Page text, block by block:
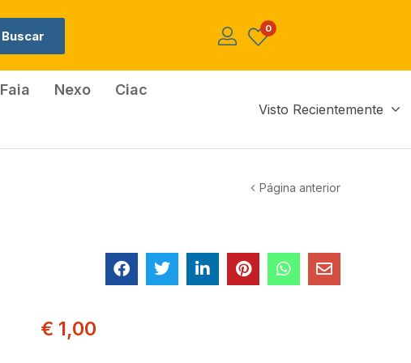
Buscar 0
Faia Nexo Ciac
Visto Recientemente
Página anterior
€ 1,00